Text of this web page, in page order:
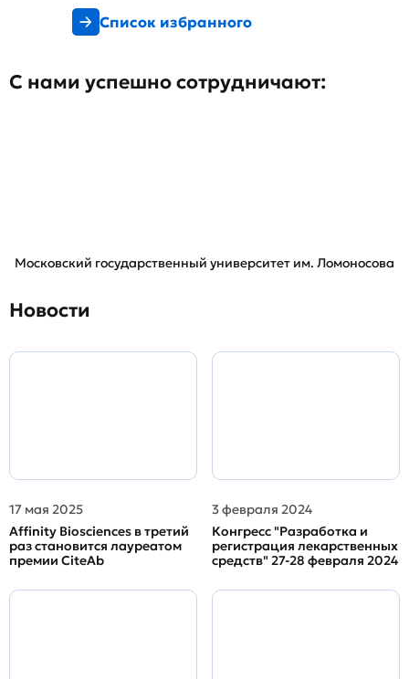
Список избранного
С нами успешно сотрудничают:
Московский государственный университет им. Ломоносова
Новости
17 мая 2025
Affinity Biosciences в третий
раз становится лауреатом
премии CiteAb
3 февраля 2024
Конгресс "Разработка и
регистрация лекарственных
средств" 27-28 февраля 2024